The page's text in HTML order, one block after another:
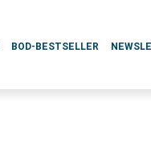
BOD-BESTSELLER